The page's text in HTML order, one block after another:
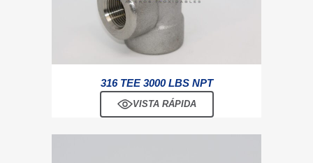
316 TEE 3000 LBS NPT
VISTA RÁPIDA